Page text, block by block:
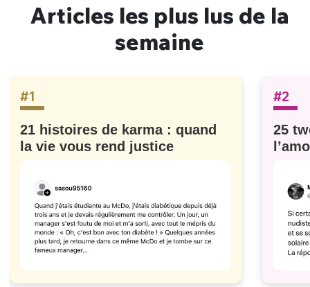
Articles les plus lus de la
semaine
#1
21 histoires de karma : quand
la vie vous rend justice
#2
25